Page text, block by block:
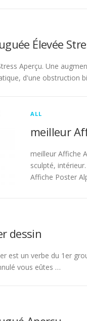
Élevée
Aperçu. Une
d'une obstruction
ALL
meilleur
meilleur Affiche
sculpté,
Affiche Poster
dessin
est un verbe du 1er
vous eûtes …